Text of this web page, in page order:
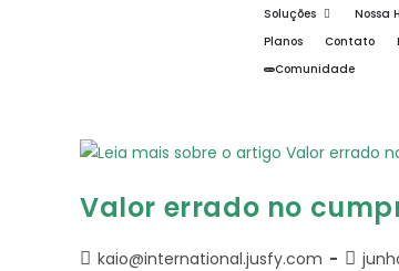
Soluções
Nossa
Planos
Contato
Comunidade
Valor errado no
kaio@international.jusfy.com